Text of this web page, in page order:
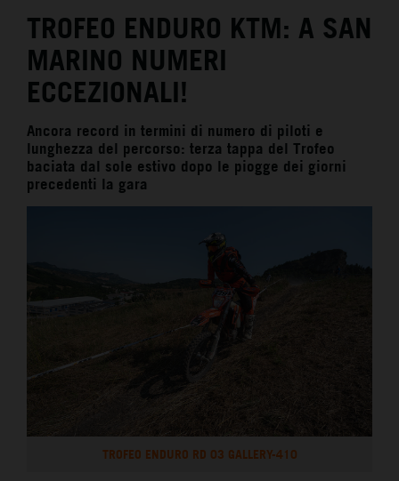
TROFEO ENDURO KTM: A SAN
MARINO NUMERI
ECCEZIONALI!
Ancora record in termini di numero di piloti e
lunghezza del percorso: terza tappa del Trofeo
baciata dal sole estivo dopo le piogge dei giorni
precedenti la gara
TROFEO ENDURO RD 03 GALLERY-410